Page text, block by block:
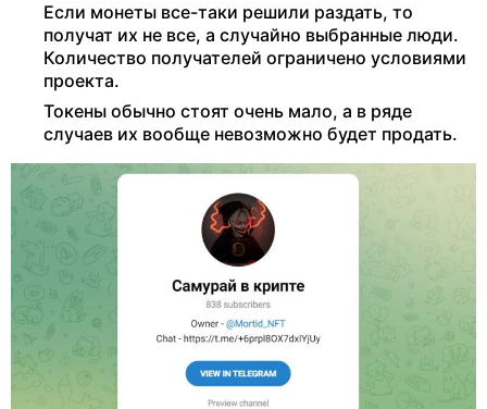
Если монеты все-таки решили раздать, то
получат их не все, а случайно выбранные люди.
Количество получателей ограничено условиями
проекта.
Токены обычно стоят очень мало, а в ряде
случаев их вообще невозможно будет продать.